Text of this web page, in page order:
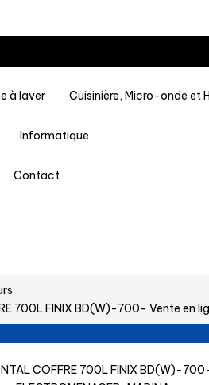
à laver Cuisinière, Micro-onde et
Informatique
Contact
700L FINIX BD(W)-700- Vente